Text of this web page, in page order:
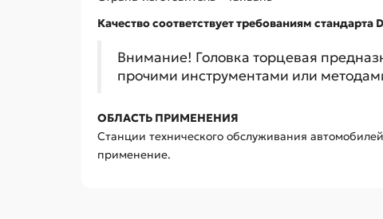
Качество соответствует требованиям стандарта
Внимание! Головка торцевая
прочими инструментами или
ОБЛАСТЬ ПРИМЕНЕНИЯ
Станции технического обслуживания
применение.